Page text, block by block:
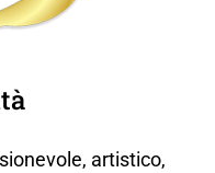
artistico,